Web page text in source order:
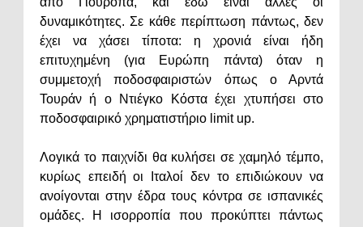
δυναμικότητες. Σε κάθε περίπτωση πάντως, δεν
έχει να χάσει τίποτα: η χρονιά είναι ήδη
επιτυχημένη (για Ευρώπη πάντα) όταν η
συμμετοχή ποδοσφαιριστών όπως ο Αρντά
Τουράν ή ο Ντιέγκο Κόστα έχει χτυπήσει στο
ποδοσφαιρικό χρηματιστήριο limit up.
Λογικά το παιχνίδι θα κυλήσει σε χαμηλό τέμπο,
κυρίως επειδή οι Ιταλοί δεν το επιδιώκουν να
ανοίγονται στην έδρα τους κόντρα σε ισπανικές
ομάδες. Η ισορροπία που προκύπτει πάντως